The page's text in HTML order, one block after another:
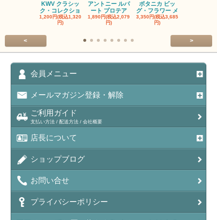
KWV クラシッ
ク・コレクショ
1,200円(税込1,320
円)
アントニー ルパ
ート プロテア
1,890円(税込2,079
円)
ボタニカ ビッ
グ・フラワー メ
3,350円(税込3,685
円)
< >
会員メニュー
メールマガジン登録・解除
ご利用ガイド
支払い方法 / 配送方法 / 会社概要
店長について
ショップブログ
お問い合せ
プライバシーポリシー